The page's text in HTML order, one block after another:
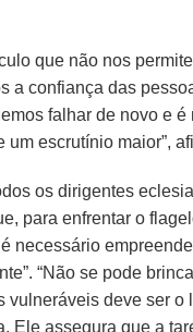
que não nos
a confiança das
falhar de novo e é
um escrutínio maior”,
os dirigentes
para enfrentar o
necessário
“Não se pode
vulneráveis deve ser o
Ele assegura que a